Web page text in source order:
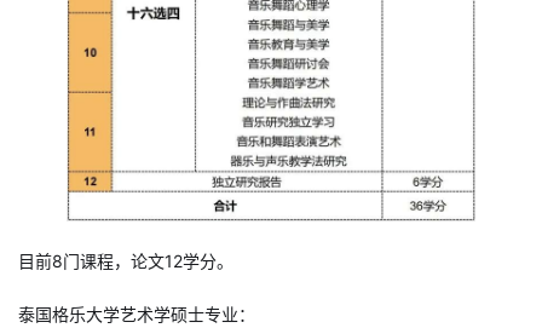
目前8门课程，论文12学分。
泰国格乐大学艺术学硕士专业：